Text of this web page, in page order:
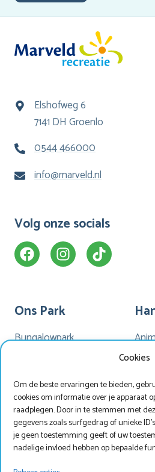
Cookies
Om de beste ervaringen te bieden,
cookies om informatie over je apparaat
raadplegen. Door in te stemmen met
gegevens zoals surfgedrag of unieke
je geen toestemming geeft of uw
nadelige invloed hebben op bepaalde
Elshofweg 6
7141 DH Groenlo
0544 466000
info@marveld.nl
Volg onze socials
Ons Park
Bungalowpark
Faciliteiten
Plattegrond
Mijn
Zoek & Boek